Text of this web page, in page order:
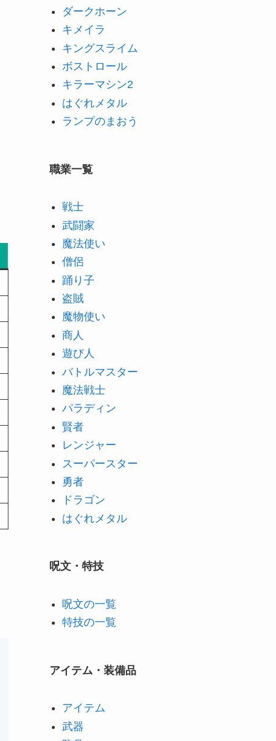
ダークホーン
キメイラ
キングスライム
ボストロール
キラーマシン2
はぐれメタル
ランプのまおう
職業一覧
戦士
武闘家
魔法使い
僧侶
踊り子
盗賊
魔物使い
商人
遊び人
バトルマスター
魔法戦士
パラディン
賢者
レンジャー
スーパースター
勇者
ドラゴン
はぐれメタル
呪文・特技
呪文の一覧
特技の一覧
アイテム・装備品
アイテム
武器